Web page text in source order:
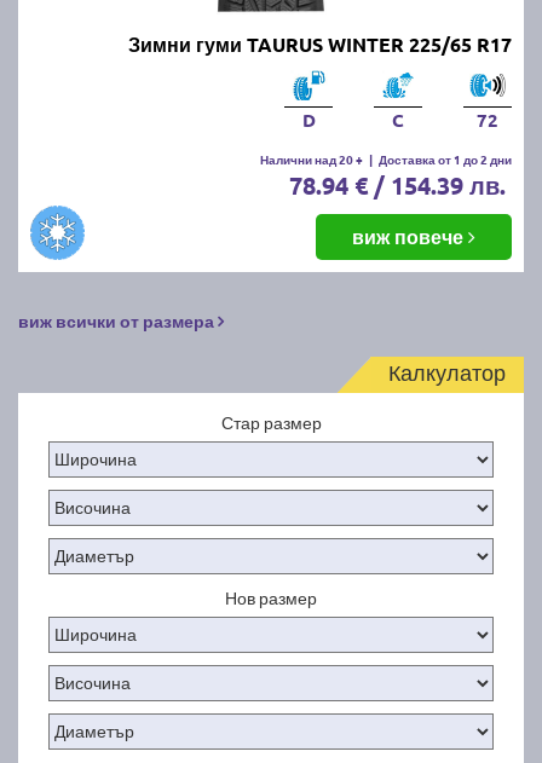
Зимни гуми TAURUS WINTER 225/65 R17
D C 72
Налични над 20 + | Доставка от 1 до 2 дни
78.94 € / 154.39 лв.
виж повече
виж всички от размера
Калкулатор
Стар размер
Нов размер